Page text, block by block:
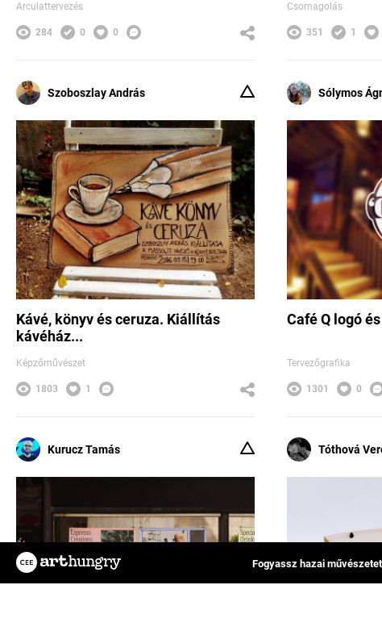
Arculattervezés
284 0 0
Csomagolás
351 1
Szoboszlay András
Kávé, könyv és ceruza. Kiállítás
kávéház...
Képzőművészet
1803 1
Sólymos
Café Q logó
Tervezőgrafika
1301 0
Kurucz Tamás Tóthová
Fogyassz hazai